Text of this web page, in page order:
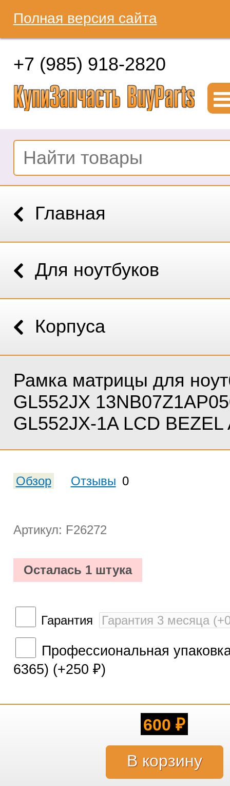
Полная версия сайта
+7 (985) 918-2820
Главная
Для ноутбуков
Корпуса
Рамка матрицы для
GL552JX
GL552JX-1A LCD BEZEL
Обзор Отзывы 0
Артикул: F26272
Осталась 1 штука
Гарантия
Профессиональная
6365) (+250 ₽)
600 ₽